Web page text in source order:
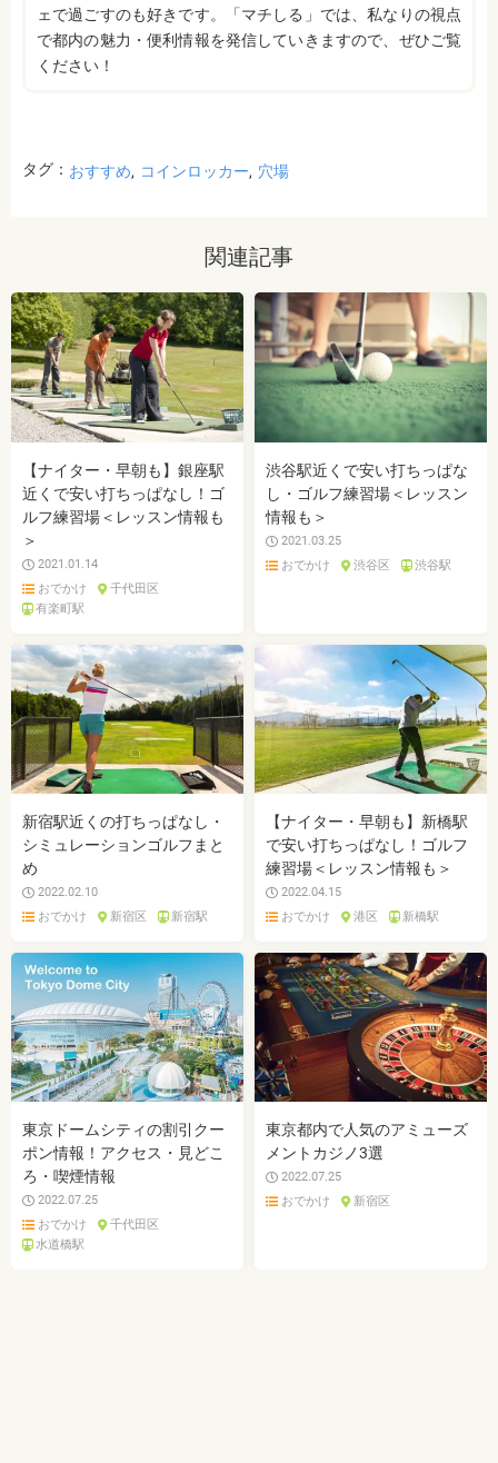
ェで過ごすのも好きです。「マチしる」では、私なりの視点
で都内の魅力・便利情報を発信していきますので、ぜひご覧
ください！
タグ： おすすめ コインロッカー 穴場
関連記事
【ナイター・早朝も】銀座駅
近くで安い打ちっぱなし！ゴ
ルフ練習場＜レッスン情報も
＞
2021.01.14
おでかけ
千代田区
有楽町駅
渋谷駅近くで安い打ちっぱな
し・ゴルフ練習場＜レッスン
情報も＞
2021.03.25
おでかけ
渋谷区 渋谷駅
新宿駅近くの打ちっぱなし・
シミュレーションゴルフまと
め
2022.02.10
おでかけ
新宿区 新宿駅
【ナイター・早朝も】新橋駅
で安い打ちっぱなし！ゴルフ
練習場＜レッスン情報も＞
2022.04.15
おでかけ
港区 新橋駅
東京ドームシティの割引クー
ポン情報！アクセス・見どこ
ろ・喫煙情報
2022.07.25
おでかけ
千代田区
水道橋駅
東京都内で人気のアミューズ
メントカジノ3選
2022.07.25
おでかけ
新宿区